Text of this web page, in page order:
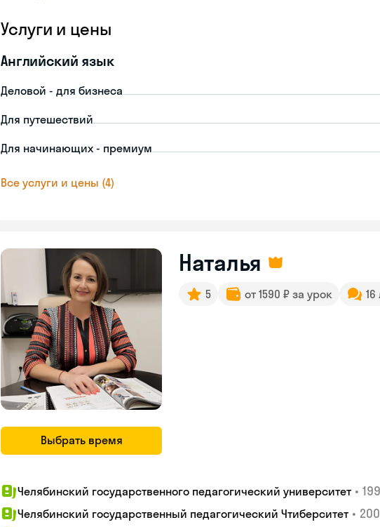
Услуги и цены
Английский язык
Деловой - для бизнеса
Для путешествий
Для начинающих - премиум
Все услуги и цены (4)
Выбрать время
Наталья
5 от 1590 ₽ за урок
Челябинский государственного педагогический университет •
Челябинский государственный педагогический Чтиберситет •